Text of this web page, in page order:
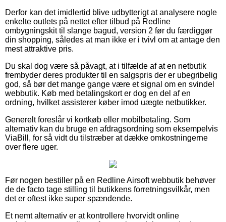
Derfor kan det imidlertid blive udbytterigt at analysere nogle
enkelte outlets på nettet efter tilbud på Redline
ombygningskit til slange bagud, version 2 før du færdiggør
din shopping, således at man ikke er i tvivl om at antage den
mest attraktive pris.
Du skal dog være så påvagt, at i tilfælde af at en netbutik
frembyder deres produkter til en salgspris der er ubegribelig
god, så bør det mange gange være et signal om en svindel
webbutik. Køb med betalingskort er dog en del af en
ordning, hvilket assisterer køber imod uægte netbutikker.
Generelt foreslår vi kortkøb eller mobilbetaling. Som
alternativ kan du bruge en afdragsordning som eksempelvis
ViaBill, for så vidt du tilstræber at dække omkostningerne
over flere uger.
Før nogen bestiller på en Redline Airsoft webbutik behøver
de de facto tage stilling til butikkens forretningsvilkår, men
det er oftest ikke super spændende.
Et nemt alternativ er at kontrollere hvorvidt online